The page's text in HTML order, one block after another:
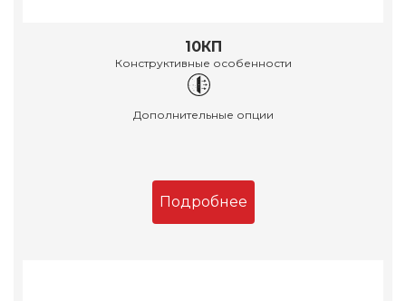
10КП
Конструктивные особенности
Дополнительные опции
Подробнее